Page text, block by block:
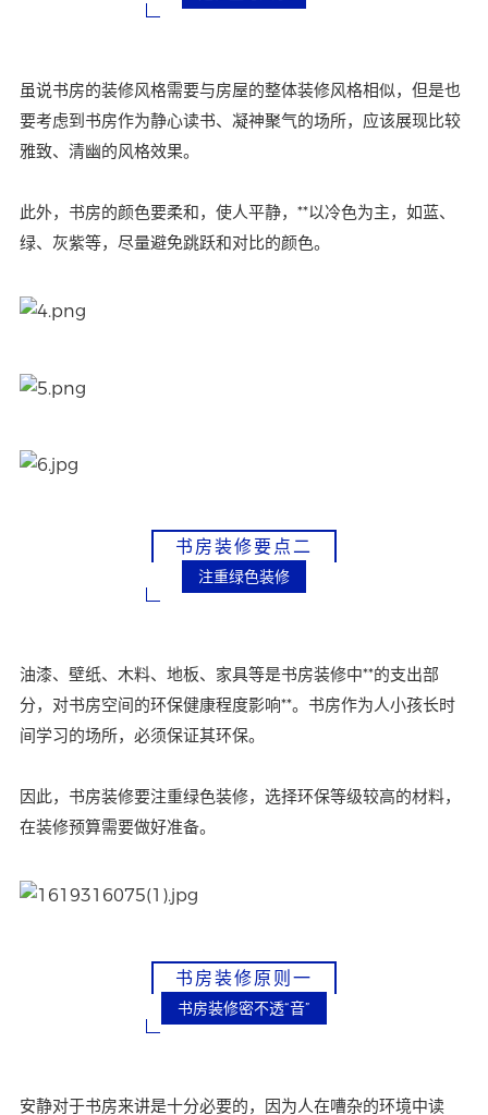
虽说书房的装修风格需要与房屋的整体装修风格相似，但是也
要考虑到书房作为静心读书、凝神聚气的场所，应该展现比较
雅致、清幽的风格效果。
此外，书房的颜色要柔和，使人平静，**以冷色为主，如蓝、
绿、灰紫等，尽量避免跳跃和对比的颜色。
书房装修要点二
注重绿色装修
油漆、壁纸、木料、地板、家具等是书房装修中**的支出部
分，对书房空间的环保健康程度影响**。书房作为人小孩长时
间学习的场所，必须保证其环保。
因此，书房装修要注重绿色装修，选择环保等级较高的材料，
在装修预算需要做好准备。
书房装修原则一
书房装修密不透“音”
安静对于书房来讲是十分必要的，因为人在嘈杂的环境中读